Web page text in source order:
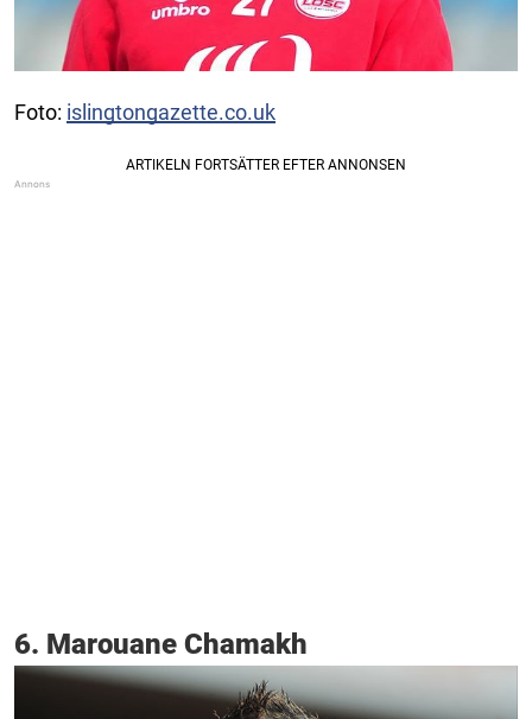
Foto: islingtongazette.co.uk
6. Marouane Chamakh